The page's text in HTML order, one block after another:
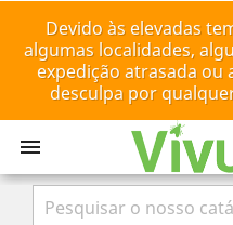
Devido às elevadas
algumas localidades,
expedição atrasada ou
desculpa por
